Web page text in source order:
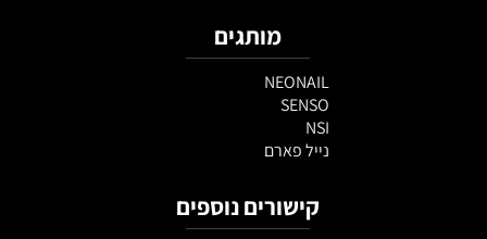
מותגים
NEONAIL
SENSO
NSI
נייל פארם
קישורים נוספים